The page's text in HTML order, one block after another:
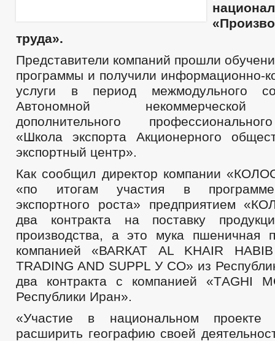
труда».
Представители компаний прошли
программы и получили информационно-
услуги в период межмодульного
Автономной некоммерческой
дополнительного
«Школа экспорта Акционерного
экспортный центр».
Как сообщил директор компании
«по итогам участия в программе
экспортного роста» предприятием
два контракта на поставку
производства, а это мука пшеничная
компанией «ВАRКАТ AL KHAIR
TRADING AND SUPPL У СО» из
два контракта с компанией «ТAGHI
Республики Иран».
«Участие в национальном проекте
расширить географию своей